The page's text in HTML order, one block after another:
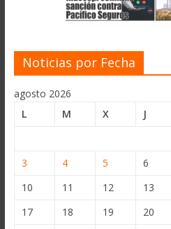
Noticias por Fecha
agosto 2026
L
M X J
3
4 5 6
10
11 12 13
17
18 19 20